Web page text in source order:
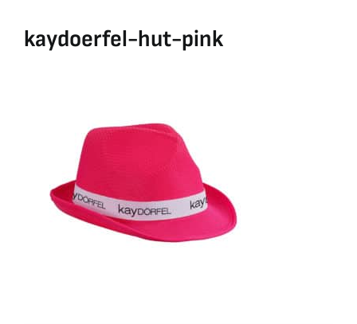
kaydoerfel-hut-pink